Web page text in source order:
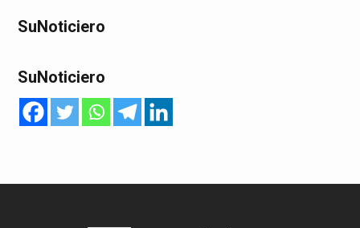
SuNoticiero
SuNoticiero